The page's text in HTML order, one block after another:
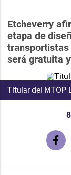
Etcheverry
etapa de
transportistas
será gratuita
Titular del MTOP